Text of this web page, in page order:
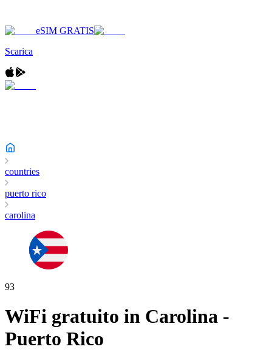
eSIM GRATIS
Scarica
countries
puerto rico
carolina
93
WiFi gratuito in Carolina -
Puerto Rico